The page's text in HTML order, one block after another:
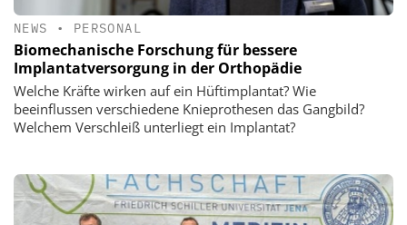
NEWS • PERSONAL
Biomechanische Forschung für bessere
Implantatversorgung in der Orthopädie
Welche Kräfte wirken auf ein Hüftimplantat? Wie
beeinflussen verschiedene Knieprothesen das Gangbild?
Welchem Verschleiß unterliegt ein Implantat?